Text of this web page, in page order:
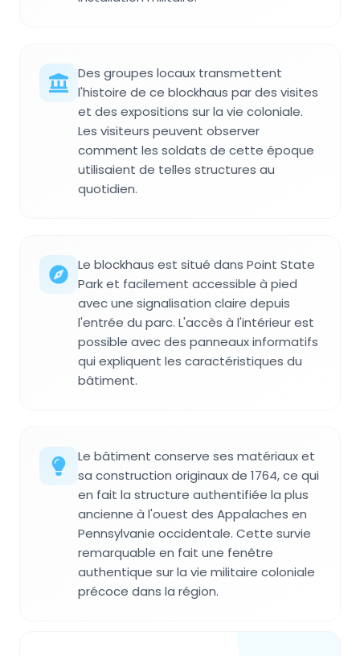
Des groupes locaux transmettent
l'histoire de ce blockhaus par des visites
et des expositions sur la vie coloniale.
Les visiteurs peuvent observer
comment les soldats de cette époque
utilisaient de telles structures au
quotidien.
Le blockhaus est situé dans Point State
Park et facilement accessible à pied
avec une signalisation claire depuis
l'entrée du parc. L'accès à l'intérieur est
possible avec des panneaux informatifs
qui expliquent les caractéristiques du
bâtiment.
Le bâtiment conserve ses matériaux et
sa construction originaux de 1764, ce qui
en fait la structure authentifiée la plus
ancienne à l'ouest des Appalaches en
Pennsylvanie occidentale. Cette survie
remarquable en fait une fenêtre
authentique sur la vie militaire coloniale
précoce dans la région.